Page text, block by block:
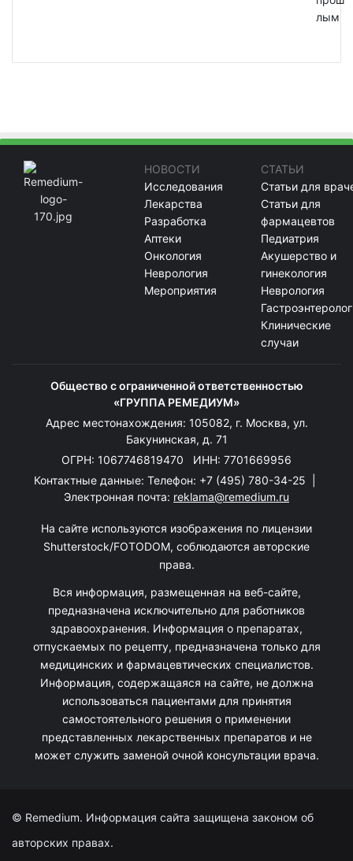
лым
НОВОСТИ
Исследования
Лекарства
Разработка
Аптеки
Онкология
Неврология
Мероприятия
СТАТЬИ
Статьи для
Статьи для
фармацевтов
Педиатрия
Акушерство и
гинекология
Неврология
Клинические
случаи
Общество с ограниченной ответственностью
«ГРУППА РЕМЕДИУМ»
Адрес местонахождения: 105082, г. Москва, ул.
Бакунинская, д. 71
ОГРН: 1067746819470 ИНН: 7701669956
Контактные данные: Телефон: +7 (495) 780-34-25
Электронная почта: reklama@remedium.ru
На сайте используются изображения по лицензии
Shutterstock/FOTODOM, соблюдаются авторские
права.
Вся информация, размещенная на веб-сайте,
предназначена исключительно для работников
здравоохранения. Информация о препаратах,
отпускаемых по рецепту, предназначена только для
медицинских и фармацевтических специалистов.
Информация, содержащаяся на сайте, не должна
использоваться пациентами для принятия
самостоятельного решения о применении
представленных лекарственных препаратов и не
может служить заменой очной консультации врача.
© Remedium. Информация сайта защищена законом об
авторских правах.